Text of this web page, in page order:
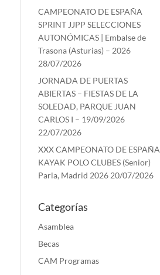
CAMPEONATO DE ESPAÑA
SPRINT JJPP SELECCIONES
AUTONÓMICAS | Embalse de
Trasona (Asturias) – 2026
28/07/2026
JORNADA DE PUERTAS
ABIERTAS – FIESTAS DE LA
SOLEDAD, PARQUE JUAN
CARLOS I – 19/09/2026
22/07/2026
XXX CAMPEONATO DE ESPAÑA
KAYAK POLO CLUBES (Senior)
Parla, Madrid 2026 20/07/2026
Categorías
Asamblea
Becas
CAM Programas